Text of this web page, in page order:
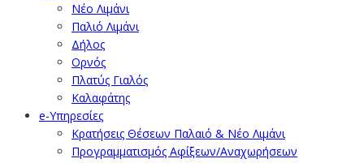
Νέο Λιμάνι
Παλιό Λιμάνι
Δήλος
Ορνός
Πλατύς Γιαλός
Καλαφάτης
e-Υπηρεσίες
Κρατήσεις Θέσεων Παλαιό & Νέο Λιμάνι
Προγραμματισμός Αφίξεων/Αναχωρήσεων